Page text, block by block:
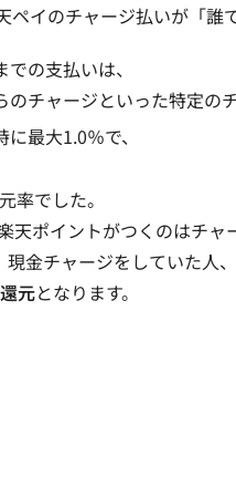
ペイのチャージ払いが「誰
の支払いは、
のチャージといった特定の
最大1.0％で、
率でした。
天ポイントがつくのはチャ
現金チャージをしていた人
元となります。